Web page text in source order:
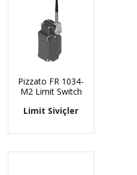
Pizzato FR 1034-
M2 Limit Switch
Limit Siviçler